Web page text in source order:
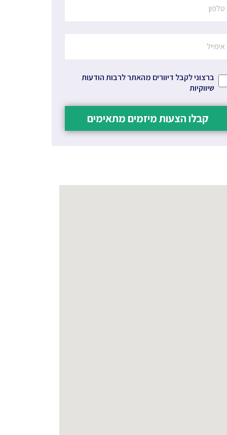
ברצוני לקבל דיוורים מהאתר לרבות הודעות
שיווקיות
קבלו הצעות מיזמים מתאימים